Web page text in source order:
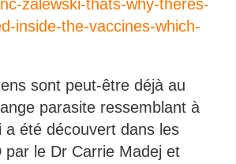
zalewski-thats-why-theres-
inside-the-vaccines-which-
sont peut-être déjà au
parasite ressemblant à
a été découvert dans les
par le Dr Carrie Madej et